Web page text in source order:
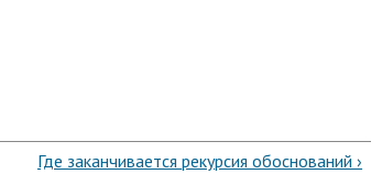
Где заканчивается рекурсия обоснований ›